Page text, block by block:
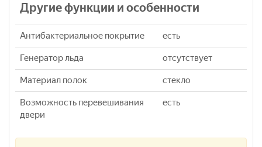
Другие функции и особенности
Антибактериальное покрытие есть
Генератор льда отсутствует
Материал полок стекло
Возможность перевешивания
двери
есть